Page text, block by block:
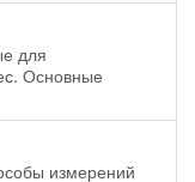
для
Основные
измерений